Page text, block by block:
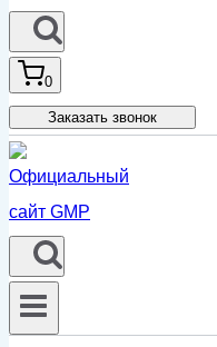
0
Заказать звонок